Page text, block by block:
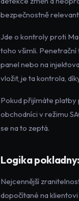
bezpečnostně
Jde o kontroly proti
toho všimli.
panel nebo na
vložit, je ta kontrola,
Pokud přijímáte
obchodníci v režimu
se na to zeptá.
Logika
Nejcennější
dopočítané na